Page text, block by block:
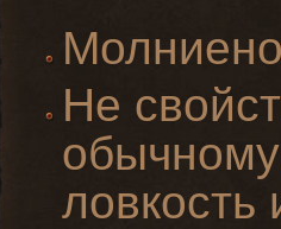
Не
ловкость